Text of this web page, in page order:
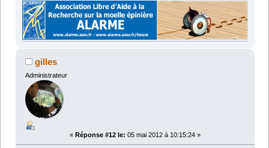
gilles
Administrateur
« Réponse #12 le: 05 mai 2012 à 10:15:24 »